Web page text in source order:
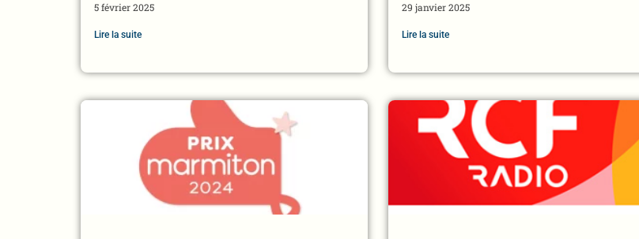
5 février 2025
Lire la suite
29 janvier 2025
Lire la suite